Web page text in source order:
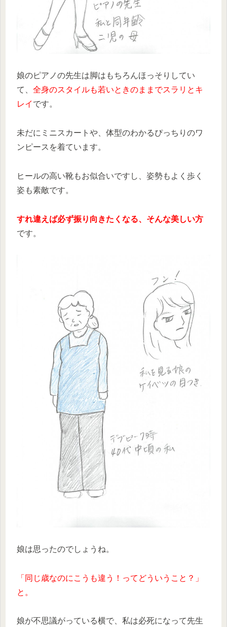
娘のピアノの先生は脚はもちろんほっそりしてい
て、 全身のスタイルも若いときのままでスラリとキ
レイ です。
未だにミニスカートや、体型のわかるぴっちりのワ
ンピースを着ています。
ヒールの高い靴もお似合いですし、姿勢もよく歩く
姿も素敵です。
すれ違えば必ず振り向きたくなる、そんな美しい方
です。
娘は思ったのでしょうね。
「同じ歳なのにこうも違う！ってどういうこと？」
と。
娘が不思議がっている横で、私は必死になって先生